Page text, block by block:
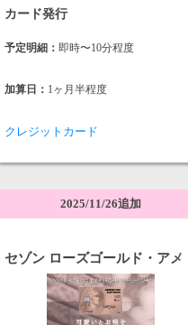
カード発行
予定明細： 即時〜10分程度
加算日： 1ヶ月半程度
クレジットカード
2025/11/26追加
セゾン ローズゴールド・アメ
リカン・エキスプレス・カード